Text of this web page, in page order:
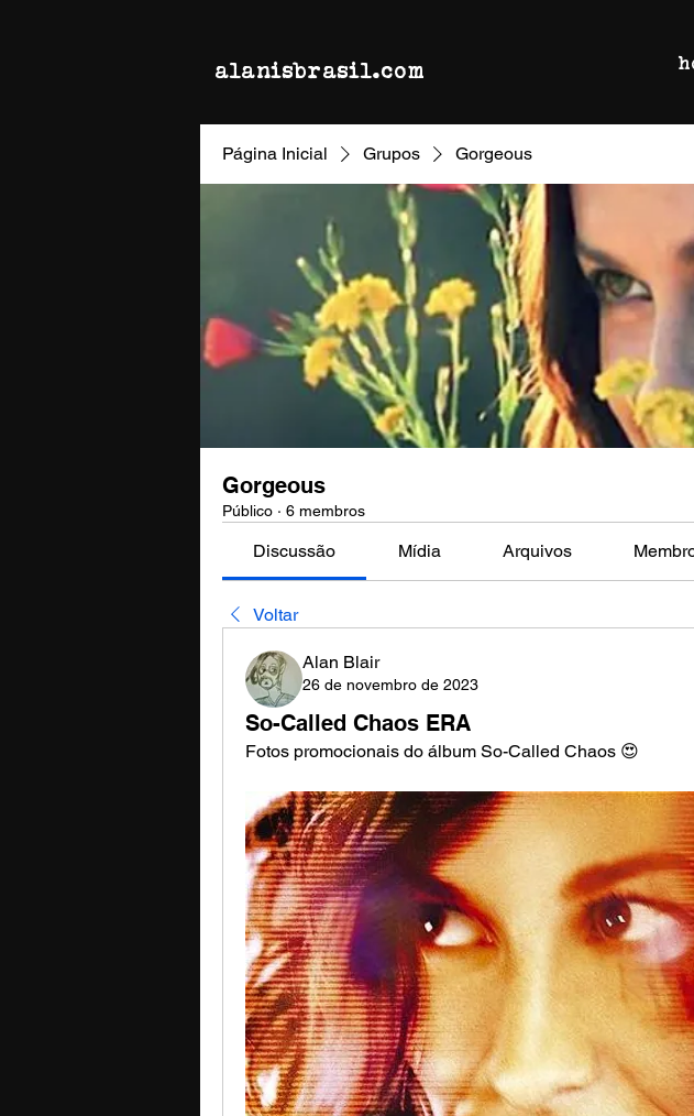
alanisbrasil.com
Página Inicial Grupos Gorgeous
Gorgeous
Público · 6 membros
Discussão Mídia Arquivos
Voltar
Alan Blair
26 de novembro de 2023
So-Called Chaos ERA
Fotos promocionais do álbum So-Called Chaos 😍